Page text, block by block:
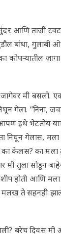
आणि ताजी
बांधा,
कोपऱ्यातील
जागेवर मी बसलो.
गेला. “निना,
भेटतोय याचा
गेलास,
का केलस? का
मी तुला सोडून
होती आणि
मलख ते सहनही
बरेच दिवस मी